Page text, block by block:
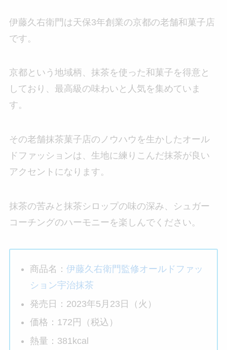
伊藤久右衛門は天保3年創業の京都の老舗和菓子店
です。
京都という地域柄、抹茶を使った和菓子を得意と
しており、最高級の味わいと人気を集めていま
す。
その老舗抹茶菓子店のノウハウを生かしたオール
ドファッションは、生地に練りこんだ抹茶が良い
アクセントになります。
抹茶の苦みと抹茶シロップの味の深み、シュガー
コーチングのハーモニーを楽しんでください。
商品名：伊藤久右衛門監修オールドファッ
ション宇治抹茶
発売日：2023年5月23日（火）
価格：172円（税込）
熱量：381kcal